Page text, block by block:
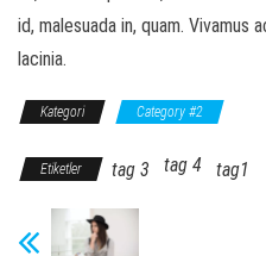
id, malesuada in, quam.
lacinia.
Kategori Category #2
Etiketler tag 3 tag 4 tag1